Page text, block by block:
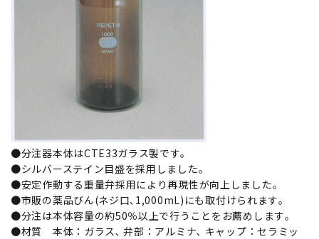
●分注器本体はCTE33ガラス製です。
●シルバーステイン目盛を採用しました｡
●安定作動する重量弁採用により再現性が向上しました｡
●市販の薬品びん(ネジ口､1,000mL)にも取付けられます｡
●分注は本体容量の約50％以上で行うことをお薦めします｡
●材質 本体：ガラス､ 弁部：アルミナ､ キャップ：セラミッ